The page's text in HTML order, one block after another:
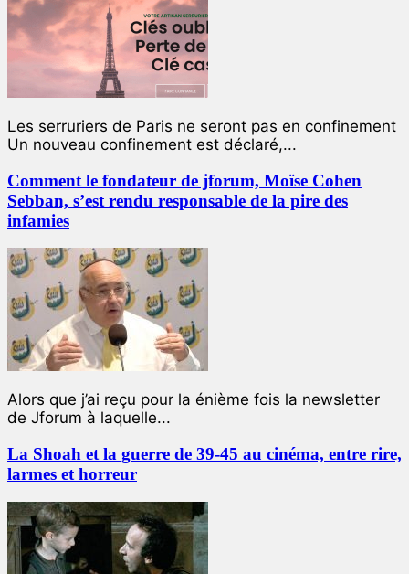
Les serruriers de Paris ne seront pas en confinement
Un nouveau confinement est déclaré,...
Comment le fondateur de jforum, Moïse Cohen
Sebban, s’est rendu responsable de la pire des
infamies
Alors que j’ai reçu pour la énième fois la newsletter
de Jforum à laquelle...
La Shoah et la guerre de 39-45 au cinéma, entre rire,
larmes et horreur